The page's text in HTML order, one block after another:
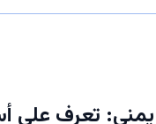
للدولار بأكثر من 400 ريال